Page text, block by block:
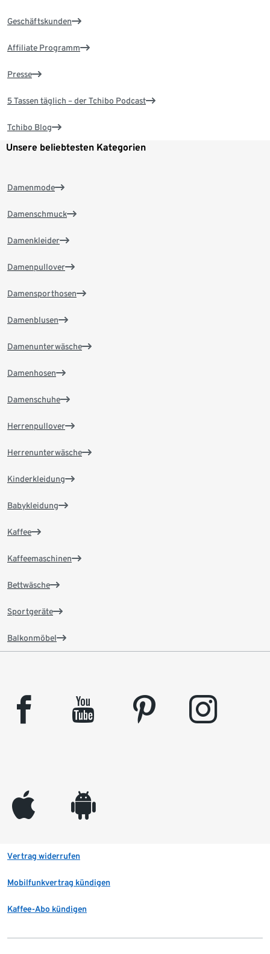
Geschäftskunden
Affiliate Programm
Presse
5 Tassen täglich – der Tchibo Podcast
Tchibo Blog
Unsere beliebtesten Kategorien
Damenmode
Damenschmuck
Damenkleider
Damenpullover
Damensporthosen
Damenblusen
Damenunterwäsche
Damenhosen
Damenschuhe
Herrenpullover
Herrenunterwäsche
Kinderkleidung
Babykleidung
Kaffee
Kaffeemaschinen
Bettwäsche
Sportgeräte
Balkonmöbel
facebook youtube pinterest instagram
appleinc android
Vertrag widerrufen
Mobilfunkvertrag kündigen
Kaffee-Abo kündigen